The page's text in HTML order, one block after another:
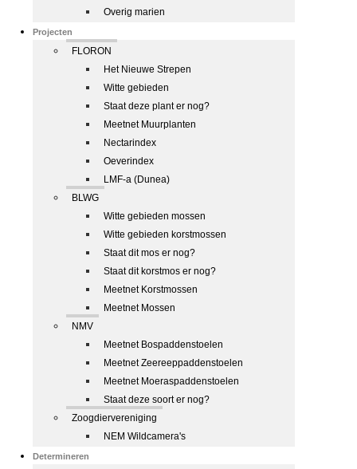
Overig marien
Projecten
FLORON
Het Nieuwe Strepen
Witte gebieden
Staat deze plant er nog?
Meetnet Muurplanten
Nectarindex
Oeverindex
LMF-a (Dunea)
BLWG
Witte gebieden mossen
Witte gebieden korstmossen
Staat dit mos er nog?
Staat dit korstmos er nog?
Meetnet Korstmossen
Meetnet Mossen
NMV
Meetnet Bospaddenstoelen
Meetnet Zeereeppaddenstoelen
Meetnet Moeraspaddenstoelen
Staat deze soort er nog?
Zoogdiervereniging
NEM Wildcamera's
Determineren